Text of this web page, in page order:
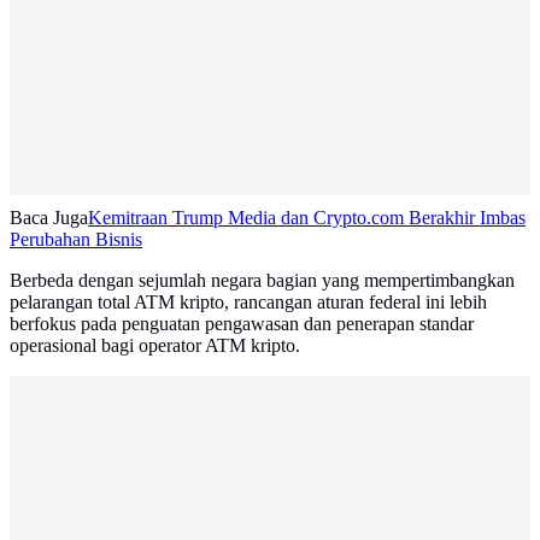
Baca JugaKemitraan Trump Media dan Crypto.com Berakhir Imbas
Perubahan Bisnis
Berbeda dengan sejumlah negara bagian yang mempertimbangkan
pelarangan total ATM kripto, rancangan aturan federal ini lebih
berfokus pada penguatan pengawasan dan penerapan standar
operasional bagi operator ATM kripto.